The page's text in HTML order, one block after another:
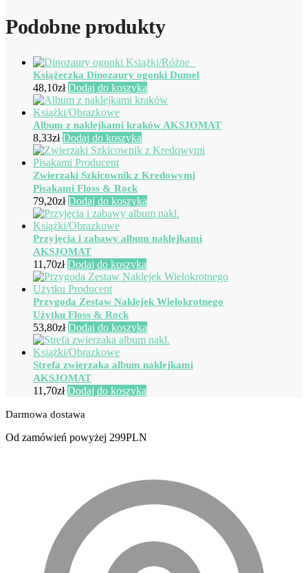
Podobne produkty
Książeczka Dinozaury ogonki Dumel
48,10zł Dodaj do koszyka
Album z naklejkami kraków AKSJOMAT
8,33zł Dodaj do koszyka
Zwierzaki Szkicownik z Kredowymi
Pisakami Floss & Rock
79,20zł Dodaj do koszyka
Przyjęcia i zabawy album naklejkami
AKSJOMAT
11,70zł Dodaj do koszyka
Przygoda Zestaw Naklejek Wielokrotnego
Użytku Floss & Rock
53,80zł Dodaj do koszyka
Strefa zwierzaka album naklejkami
AKSJOMAT
11,70zł Dodaj do koszyka
Darmowa dostawa
Od zamówień powyżej 299PLN